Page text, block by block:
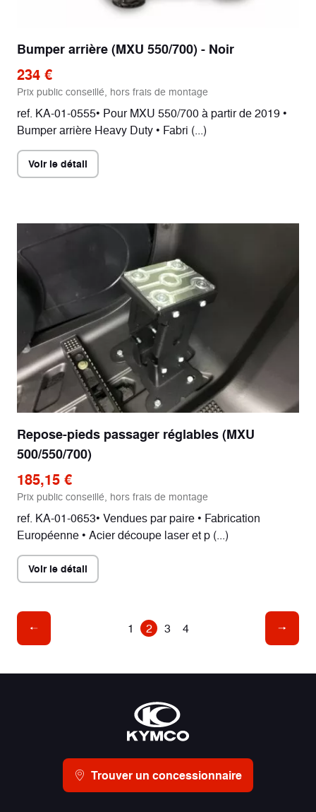
Bumper arrière (MXU 550/700) - Noir
234 €
Prix public conseillé, hors frais de montage
ref. KA-01-0555• Pour MXU 550/700 à partir de 2019 •
Bumper arrière Heavy Duty • Fabri (...)
Voir le détail
Repose-pieds passager réglables (MXU
500/550/700)
185,15 €
Prix public conseillé, hors frais de montage
ref. KA-01-0653• Vendues par paire • Fabrication
Européenne • Acier découpe laser et p (...)
Voir le détail
1 2 3 4
Trouver un concessionnaire